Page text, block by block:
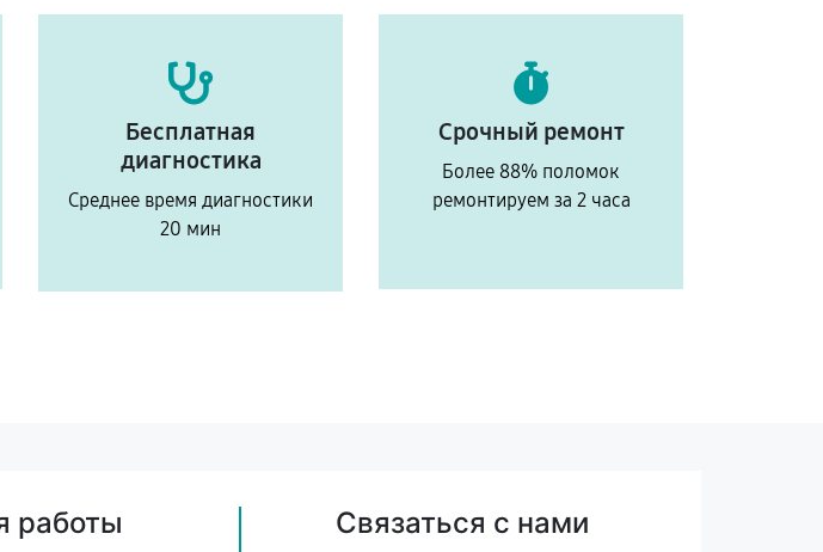
Бесплатная
диагностика
Среднее время диагностики
20 мин
Срочный ремонт
Более 88% поломок
ремонтируем за 2 часа
работы Связаться с нами